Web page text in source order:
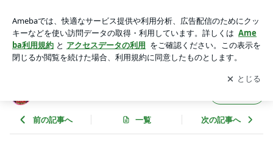
た！ | ＥＩＰのブログ
アプリをダウンロードして ブログの更新通知
を受け取りまし
ょう。
開く
前の記事へ 一覧 次の記事へ